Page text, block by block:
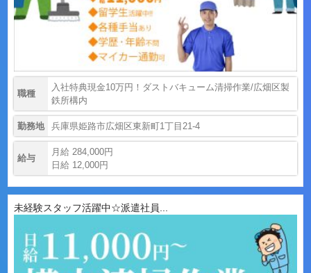
職種
入社特典現金10万円！ダストバキューム清掃作業/広畑区製
鉄所構内
勤務地 兵庫県姫路市広畑区東新町1丁目21-4
給与
月給 284,000円
日給 12,000円
未経験スタッフ活躍中☆派遣社員...